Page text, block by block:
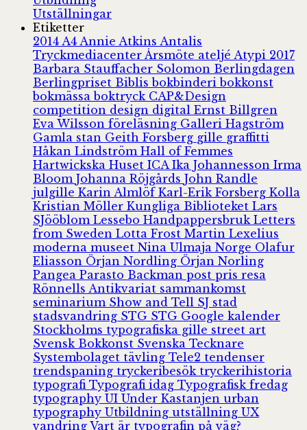
Utställningar
Etiketter
2014 A4 Annie Atkins Antalis
Tryckmediacenter Årsmöte ateljé Atypi 2017
Barbara Stauffacher Solomon Berlingdagen
Berlingpriset Biblisbokbinderibokkonst
bokmässaboktryck CAP&Design
competition design digital Ernst Billgren
Eva Wilsson föreläsning Galleri Hagström
Gamla stan Geith Forsberg gille graffitti
Håkan Lindström Hall of Femmes
Hartwickska Huset ICA Ika Johannesson Irma
Bloom Johanna Röjgårds John Randle
julgille Karin Almlöf Karl-Erik Forsberg Kolla
Kristian Möller Kungliga Biblioteket Lars
SJööblom Lessebo Handpappersbruk Letters
from Sweden Lotta Frost Martin Lexelius
moderna museet Nina Ulmaja Norge Olafur
Eliasson Örjan Nordling Örjan Norling
Pangea Parasto Backman post pris resa
Rönnells Antikvariat sammankomst
seminarium Show and Tell SJ stad
stadsvandring STG STG Google kalender
Stockholms typografiska gille street art
Svensk Bokkonst Svenska Tecknare
Systembolaget tävling Tele2 tendenser
trendspaning tryckeribesök tryckerihistoria
typografi Typografi idag Typografisk fredag
typography UI Under Kastanjen urban
typography Utbildning utställning UX
vandring Vart är typografin på väg?